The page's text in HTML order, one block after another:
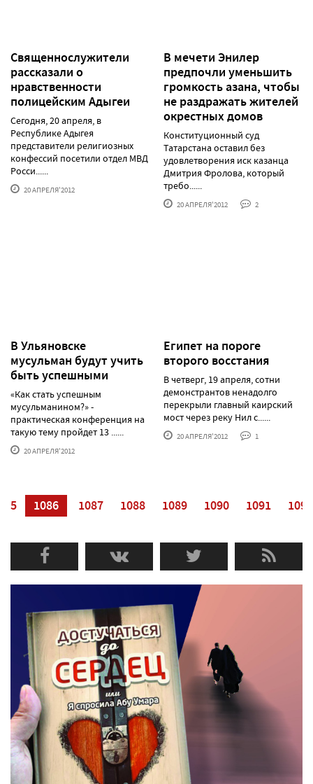
Священнослужители
рассказали о
нравственности
полицейским Адыгеи
Сегодня, 20 апреля, в
Республике Адыгея
представители религиозных
конфессий посетили отдел МВД
Росси......
20 АПРЕЛЯ'2012
В мечети Энилер
предпочли уменьшить
громкость азана, чтобы
не раздражать жителей
окрестных домов
Конституционный суд
Татарстана оставил без
удовлетворения иск казанца
Дмитрия Фролова, который
требо......
20 АПРЕЛЯ'2012 2
В Ульяновске
мусульман будут учить
быть успешными
«Как стать успешным
мусульманином?» -
практическая конференция на
такую тему пройдет 13 ......
20 АПРЕЛЯ'2012
Египет на пороге
второго восстания
В четверг, 19 апреля, сотни
демонстрантов ненадолго
перекрыли главный каирский
мост через реку Нил с......
20 АПРЕЛЯ'2012 1
1086 1087 1088 1089 1090 1091 1092